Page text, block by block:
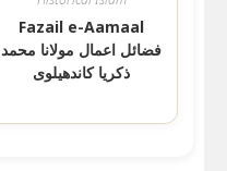
Fazail e-Aamaal
فضائل اعمال مولانا محمد
ذکریا کاندھیلوی